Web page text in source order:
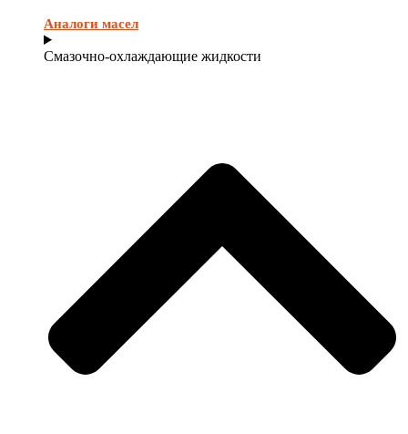
Аналоги масел
Смазочно-охлаждающие жидкости